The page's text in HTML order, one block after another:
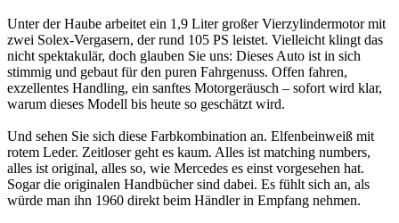
Unter der Haube arbeitet ein 1,9 Liter großer Vierzylindermotor mit
zwei Solex-Vergasern, der rund 105 PS leistet. Vielleicht klingt das
nicht spektakulär, doch glauben Sie uns: Dieses Auto ist in sich
stimmig und gebaut für den puren Fahrgenuss. Offen fahren,
exzellentes Handling, ein sanftes Motorgeräusch – sofort wird klar,
warum dieses Modell bis heute so geschätzt wird.
Und sehen Sie sich diese Farbkombination an. Elfenbeinweiß mit
rotem Leder. Zeitloser geht es kaum. Alles ist matching numbers,
alles ist original, alles so, wie Mercedes es einst vorgesehen hat.
Sogar die originalen Handbücher sind dabei. Es fühlt sich an, als
würde man ihn 1960 direkt beim Händler in Empfang nehmen.